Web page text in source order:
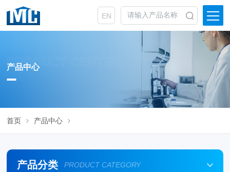
EN
PRODUCT CENTER
产品中心
首页 产品中心
产品分类 PRODUCT CATEGORY